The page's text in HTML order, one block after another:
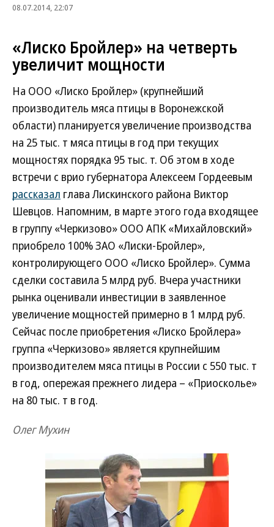
08.07.2014, 22:07
«Лиско Бройлер» на четверть
увеличит мощности
На ООО «Лиско Бройлер» (крупнейший
производитель мяса птицы в Воронежской
области) планируется увеличение производства
на 25 тыс. т мяса птицы в год при текущих
мощностях порядка 95 тыс. т. Об этом в ходе
встречи с врио губернатора Алексеем Гордеевым
рассказал глава Лискинского района Виктор
Шевцов. Напомним, в марте этого года входящее
в группу «Черкизово» ООО АПК «Михайловский»
приобрело 100% ЗАО «Лиски-Бройлер»,
контролирующего ООО «Лиско Бройлер». Сумма
сделки составила 5 млрд руб. Вчера участники
рынка оценивали инвестиции в заявленное
увеличение мощностей примерно в 1 млрд руб.
Сейчас после приобретения «Лиско Бройлера»
группа «Черкизово» является крупнейшим
производителем мяса птицы в России с 550 тыс. т
в год, опережая прежнего лидера – «Приосколье»
на 80 тыс. т в год.
Олег Мухин